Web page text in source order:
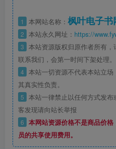
1 本网站名称： 枫叶电子书
2 本站永久网址： https://
3 本站资源版权归原作者所有
联系我们，会第一时间下架处理。
4 本站一切资源不代表本站立
其真实性负责。
5 本站一律禁止以任何方式发
客发现请向站长举报
6 本网站资源价格不是商品价
员的共享使用费用。